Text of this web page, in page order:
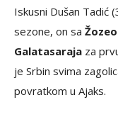
Iskusni Dušan Tadić
sezone, on sa
Galatasaraja za
je Srbin svima
povratkom u Ajaks.